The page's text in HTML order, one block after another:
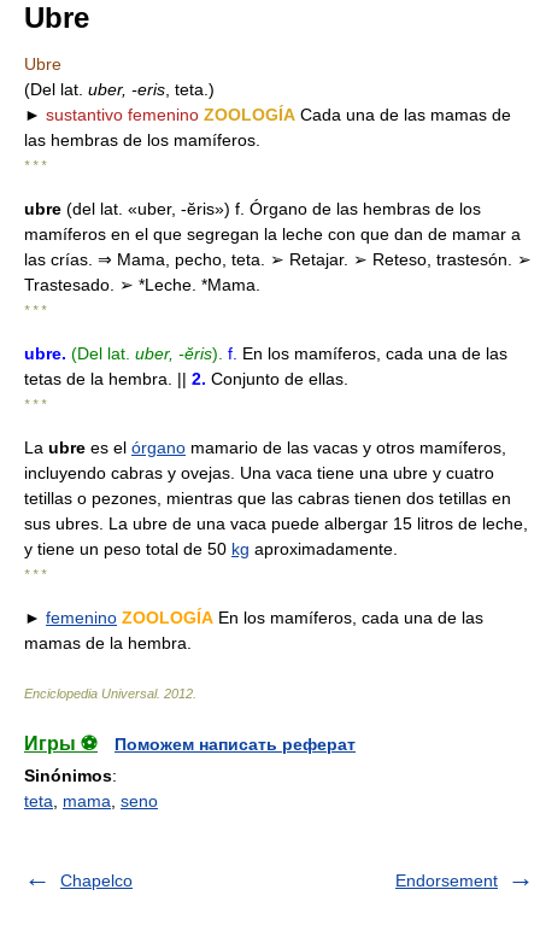
Ubre
Ubre
(Del lat. uber, -eris , teta.)
► sustantivo femenino ZOOLOGÍA Cada una de las mamas de
las hembras de los mamíferos.
* * *
ubre (del lat. «uber, -ĕris») f. Órgano de las hembras de los
mamíferos en el que segregan la leche con que dan de mamar a
las crías. ⇒ Mama, pecho, teta. ➢ Retajar. ➢ Reteso, trastesón. ➢
Trastesado. ➢ *Leche. *Mama.
* * *
ubre. (Del lat. uber, -ĕris). f. En los mamíferos, cada una de las
tetas de la hembra. || 2. Conjunto de ellas.
* * *
La ubre es el órgano mamario de las vacas y otros mamíferos,
incluyendo cabras y ovejas. Una vaca tiene una ubre y cuatro
tetillas o pezones, mientras que las cabras tienen dos tetillas en
sus ubres. La ubre de una vaca puede albergar 15 litros de leche,
y tiene un peso total de 50 kg aproximadamente.
* * *
► femenino ZOOLOGÍA En los mamíferos, cada una de las
mamas de la hembra.
Enciclopedia Universal. 2012
Игры ⚽
Поможем написать реферат
Sinónimos:
teta
mama seno
Chapelco Endorsement